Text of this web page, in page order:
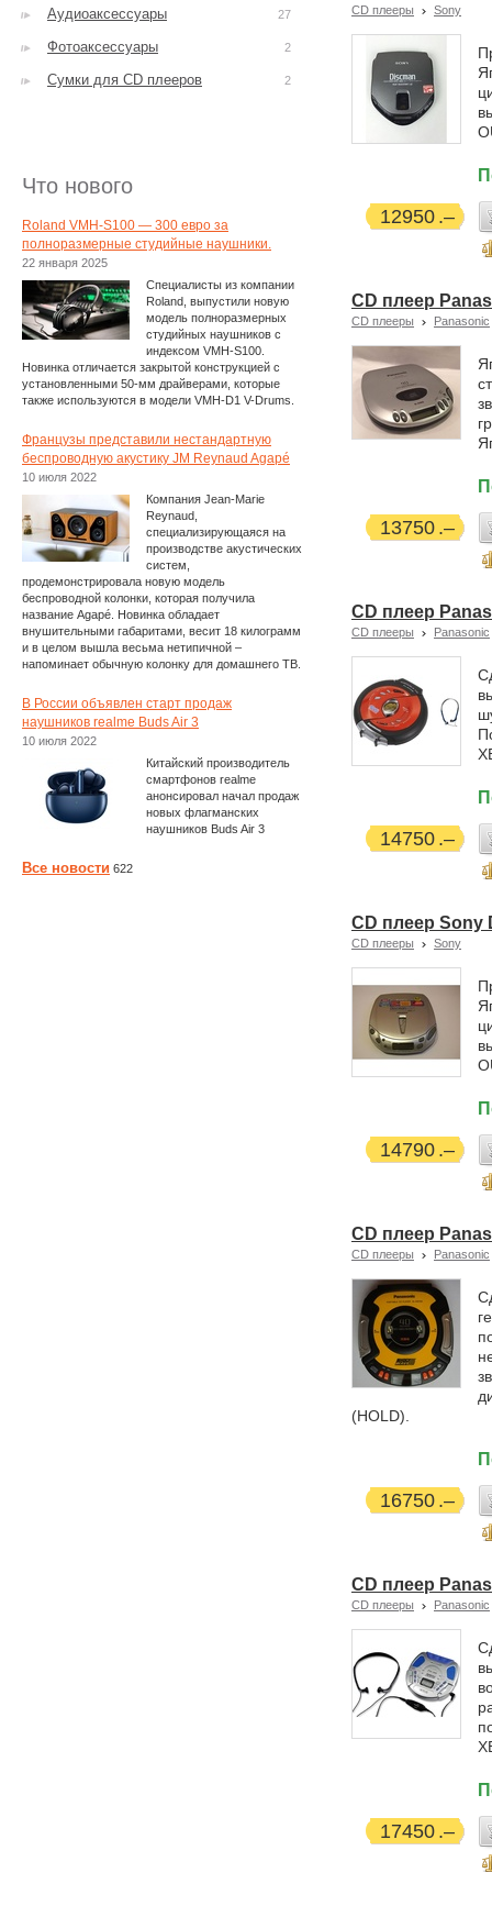
CD плееры Sony
12950
CD плеер
CD плееры Panasonic
13750
CD плеер
CD плееры Panasonic
14750
CD плеер Sony
CD плееры Sony
14790
CD плеер
CD плееры Panasonic
(HOLD).
16750
CD плеер
CD плееры Panasonic
17450
Аудиоаксессуары 27
Фотоаксессуары 2
Сумки для CD плееров 2
Что нового
Roland VMH-S100 — 300 евро за
полноразмерные студийные наушники.
22 января 2025
Специалисты из компании
Roland, выпустили новую
модель полноразмерных
студийных наушников с
индексом VMH-S100.
Новинка отличается закрытой конструкцией с
установленными 50-мм драйверами, которые
также используются в модели VMH-D1 V-Drums.
Французы представили нестандартную
беспроводную акустику JM Reynaud Agapé
10 июля 2022
Компания Jean-Marie
Reynaud,
специализирующаяся на
производстве акустических
систем,
продемонстрировала новую модель
беспроводной колонки, которая получила
название Agapé. Новинка обладает
внушительными габаритами, весит 18 килограмм
и в целом вышла весьма нетипичной –
напоминает обычную колонку для домашнего ТВ.
В России объявлен старт продаж
наушников realme Buds Air 3
10 июля 2022
Китайский производитель
смартфонов realme
анонсировал начал продаж
новых флагманских
наушников Buds Air 3
Все новости 622